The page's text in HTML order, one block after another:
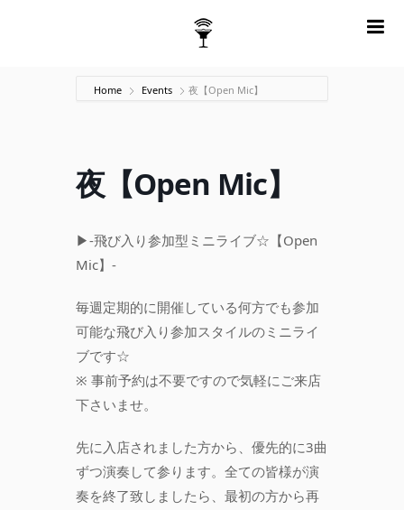
Home Events 夜【Open Mic】
夜【Open Mic】
▶-飛び入り参加型ミニライブ☆【Open
Mic】-
毎週定期的に開催している何方でも参加
可能な飛び入り参加スタイルのミニライ
ブです☆
※ 事前予約は不要ですので気軽にご来店
下さいませ。
先に入店されました方から、優先的に3曲
ずつ演奏して参ります。全ての皆様が演
奏を終了致しましたら、最初の方から再